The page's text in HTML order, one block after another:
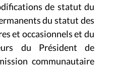
de statut du
du statut des
et occasionnels et du
du Président de
communautaire